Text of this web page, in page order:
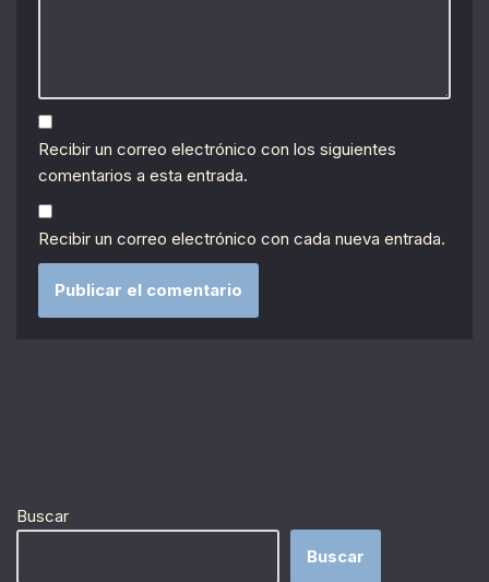
Recibir un correo electrónico con los siguientes
comentarios a esta entrada.
Recibir un correo electrónico con cada nueva entrada.
Buscar
Buscar